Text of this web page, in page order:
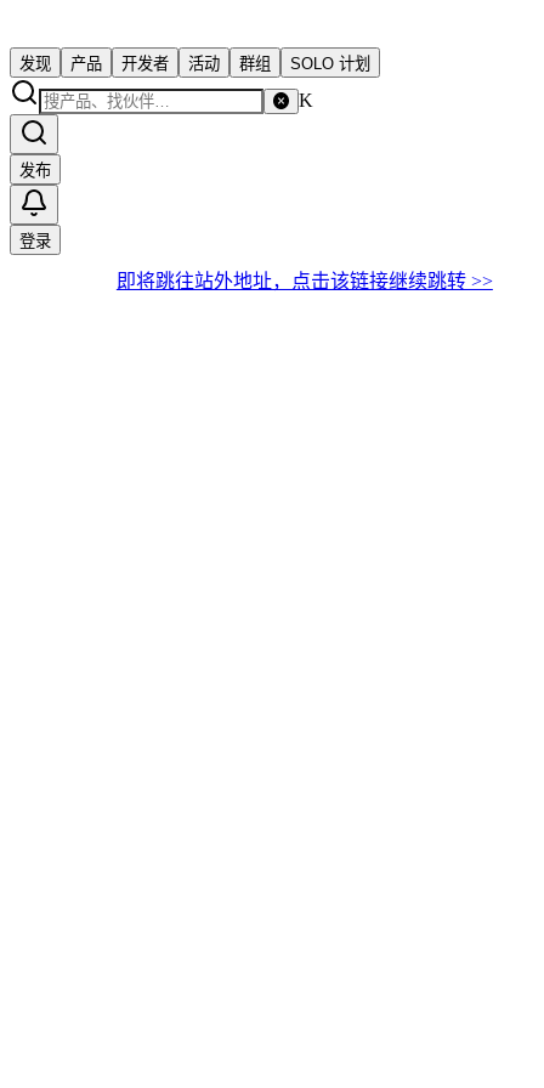
发现 产品 开发者 活动 群组 SOLO 计划
K
发布
登录
即将跳往站外地址，点击该链接继续跳转 >>